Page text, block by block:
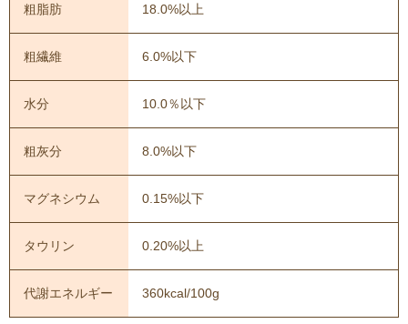
粗脂肪 18.0%以上
粗繊維 6.0%以下
水分 10.0％以下
粗灰分 8.0%以下
マグネシウム 0.15%以下
タウリン 0.20%以上
代謝エネルギー 360kcal/100g